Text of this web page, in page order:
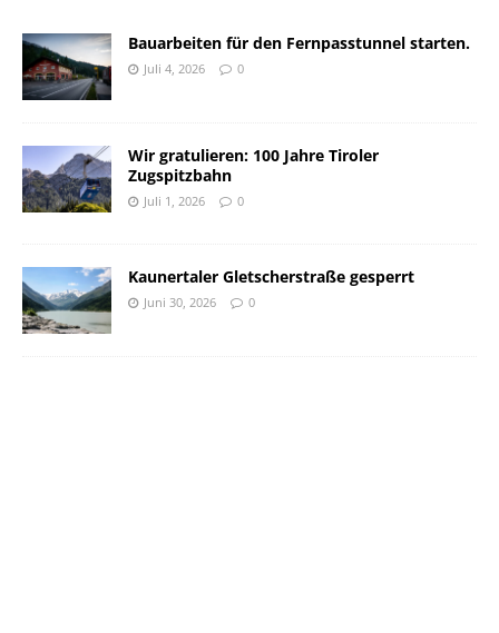
Bauarbeiten für den Fernpasstunnel starten.
Juli 4, 2026 0
Wir gratulieren: 100 Jahre Tiroler
Zugspitzbahn
Juli 1, 2026 0
Kaunertaler Gletscherstraße gesperrt
Juni 30, 2026 0